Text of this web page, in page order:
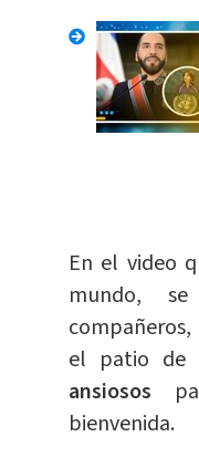
En el video
mundo,
el patio de
ansiosos
bienvenida.